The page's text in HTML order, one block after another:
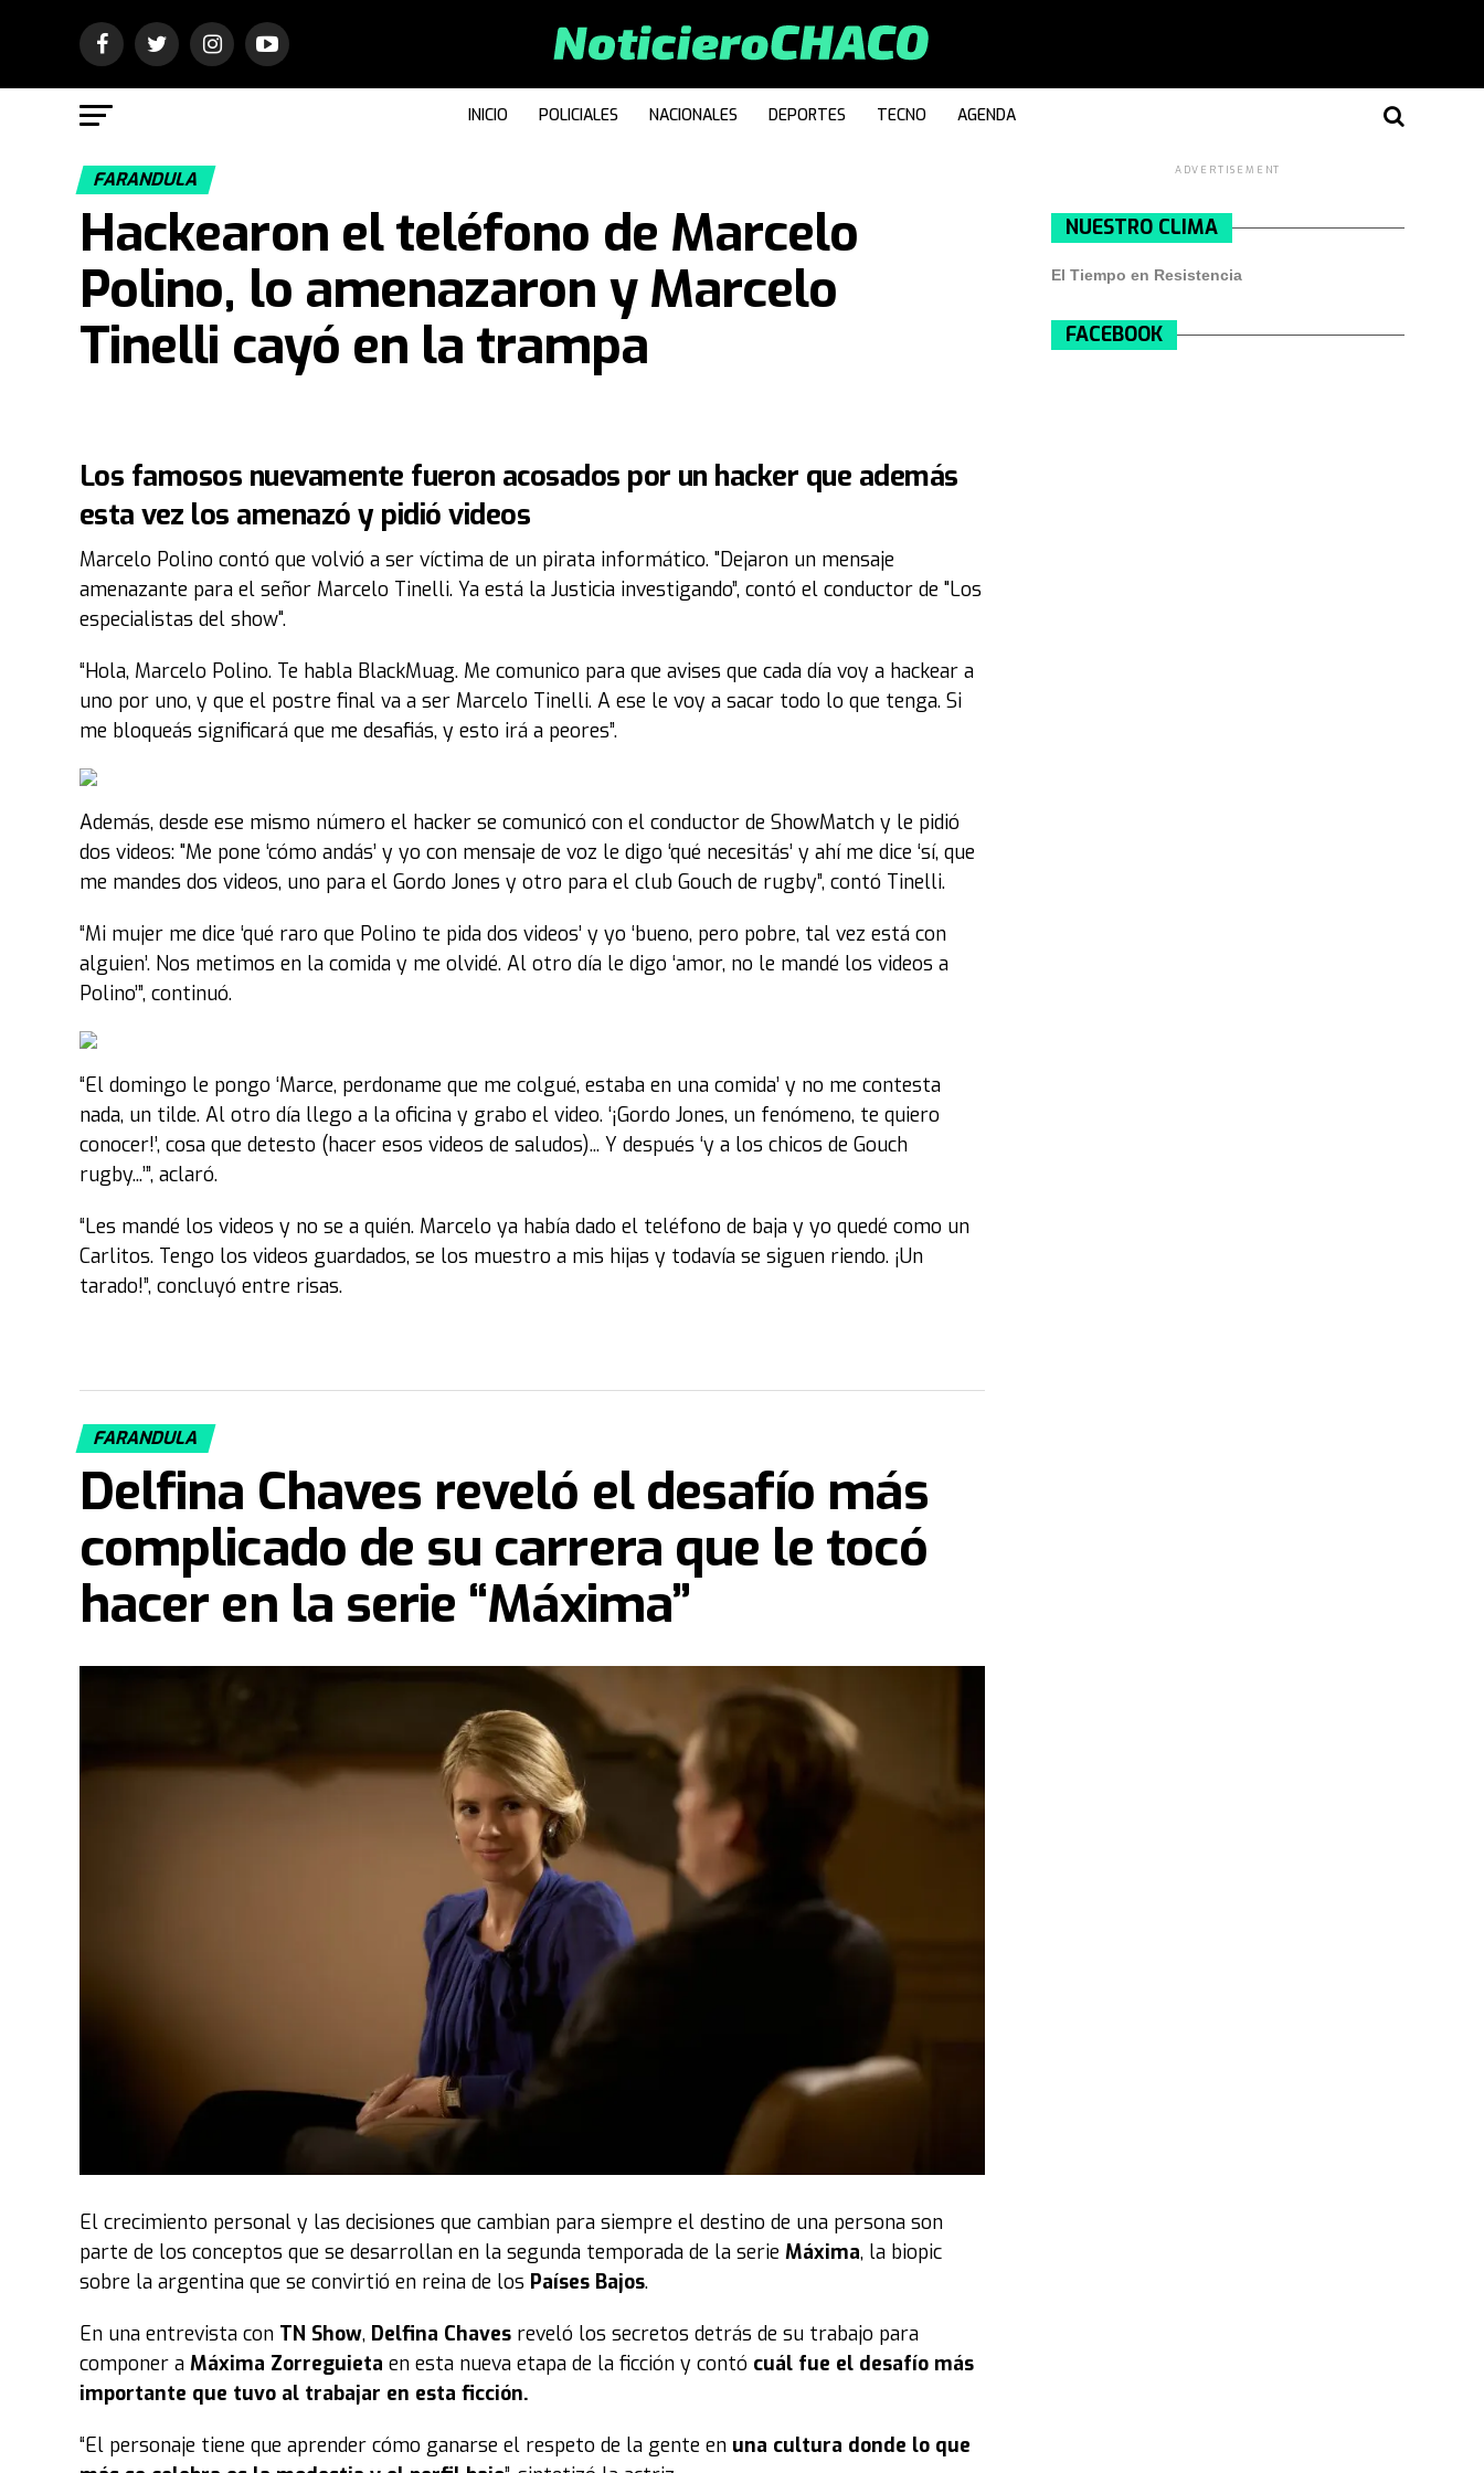
INICIO POLICIALES NACIONALES DEPORTES TECNO AGENDA
FARANDULA
Hackearon el teléfono de Marcelo
Polino, lo amenazaron y Marcelo
Tinelli cayó en la trampa
Los famosos nuevamente fueron acosados por un hacker que además
esta vez los amenazó y pidió videos
Marcelo Polino contó que volvió a ser víctima de un pirata informático. "Dejaron un mensaje
amenazante para el señor Marcelo Tinelli. Ya está la Justicia investigando”, contó el conductor de "Los
especialistas del show".
“Hola, Marcelo Polino. Te habla BlackMuag. Me comunico para que avises que cada día voy a hackear a
uno por uno, y que el postre final va a ser Marcelo Tinelli. A ese le voy a sacar todo lo que tenga. Si
me bloqueás significará que me desafiás, y esto irá a peores”.
Además, desde ese mismo número el hacker se comunicó con el conductor de ShowMatch y le pidió
dos videos: "Me pone ‘cómo andás’ y yo con mensaje de voz le digo ‘qué necesitás’ y ahí me dice ‘sí, que
me mandes dos videos, uno para el Gordo Jones y otro para el club Gouch de rugby”, contó Tinelli.
“Mi mujer me dice ‘qué raro que Polino te pida dos videos’ y yo ‘bueno, pero pobre, tal vez está con
alguien’. Nos metimos en la comida y me olvidé. Al otro día le digo ‘amor, no le mandé los videos a
Polino’”, continuó.
“El domingo le pongo ‘Marce, perdoname que me colgué, estaba en una comida’ y no me contesta
nada, un tilde. Al otro día llego a la oficina y grabo el video. ‘¡Gordo Jones, un fenómeno, te quiero
conocer!’, cosa que detesto (hacer esos videos de saludos)... Y después ‘y a los chicos de Gouch
rugby...’”, aclaró.
“Les mandé los videos y no se a quién. Marcelo ya había dado el teléfono de baja y yo quedé como un
Carlitos. Tengo los videos guardados, se los muestro a mis hijas y todavía se siguen riendo. ¡Un
tarado!”, concluyó entre risas.
FARANDULA
Delfina Chaves reveló el desafío más
complicado de su carrera que le tocó
hacer en la serie “Máxima”
El crecimiento personal y las decisiones que cambian para siempre el destino de una persona son
parte de los conceptos que se desarrollan en la segunda temporada de la serie Máxima, la biopic
sobre la argentina que se convirtió en reina de los Países Bajos.
En una entrevista con TN Show, Delfina Chaves reveló los secretos detrás de su trabajo para
componer a Máxima Zorreguieta en esta nueva etapa de la ficción y contó cuál fue el desafío más
importante que tuvo al trabajar en esta ficción.
“El personaje tiene que aprender cómo ganarse el respeto de la gente en una cultura donde lo que
ADVERTISEMENT
NUESTRO CLIMA
El Tiempo en Resistencia
FACEBOOK